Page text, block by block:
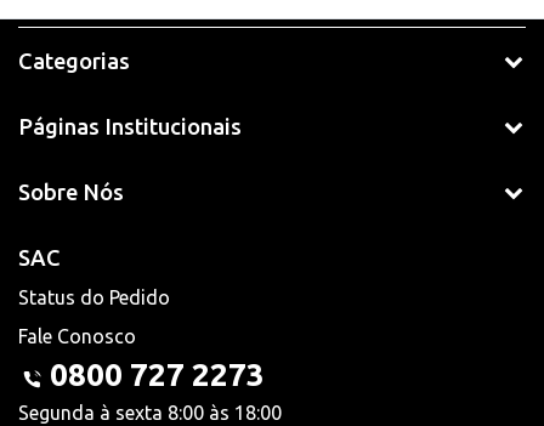
Categorias
Páginas Institucionais
Sobre Nós
SAC
Status do Pedido
Fale Conosco
0800 727 2273
Segunda à sexta 8:00 às 18:00